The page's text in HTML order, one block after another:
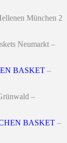
München 2
Neumarkt –
BASKET –
–
BASKET –